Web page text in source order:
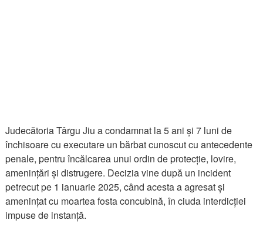
Judecătoria Târgu Jiu a condamnat la 5 ani și 7 luni de
închisoare cu executare un bărbat cunoscut cu antecedente
penale, pentru încălcarea unui ordin de protecție, lovire,
amenințări și distrugere. Decizia vine după un incident
petrecut pe 1 ianuarie 2025, când acesta a agresat și
amenințat cu moartea fosta concubină, în ciuda interdicției
impuse de instanță.